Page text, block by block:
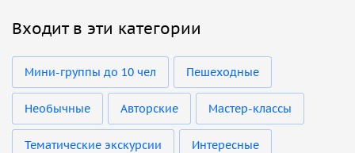
Входит в эти категории
Мини-группы до 10 чел Пешеходные
Необычные Авторские Мастер-классы
Тематические экскурсии Интересные